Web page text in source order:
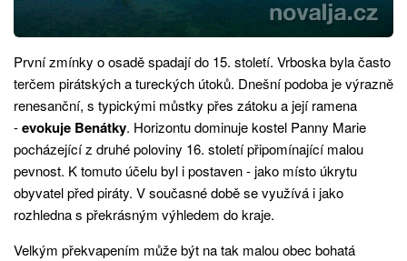
První zmínky o osadě spadají do 15. století. Vrboska byla často
terčem pirátských a tureckých útoků. Dnešní podoba je výrazně
renesanční, s typickými můstky přes zátoku a její ramena
-evokuje Benátky. Horizontu dominuje kostel Panny Marie
pocházející z druhé poloviny 16. století připomínající malou
pevnost. K tomuto účelu byl i postaven - jako místo úkrytu
obyvatel před piráty. V současné době se využívá i jako
rozhledna s překrásným výhledem do kraje.
Velkým překvapením může být na tak malou obec bohatá